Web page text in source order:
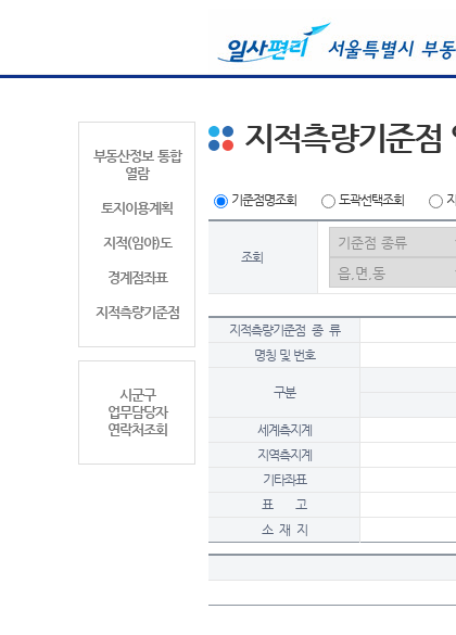
부동산정보 통합
열람
토지이용계획
지적(임야)도
경계점좌표
지적측량기준점
시군구
업무담당자
연락처조회
지적측량기준점
기준점명조회 도곽선택조회
조회
지적측량기준점 종 류
명칭 및 번호
구분
세계측지계
지역측지계
기타좌표
표 고
소 재 지